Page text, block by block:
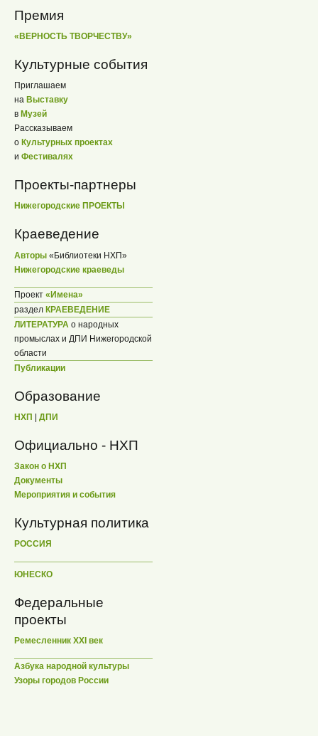
Премия
«ВЕРНОСТЬ ТВОРЧЕСТВУ»
Культурные события
Приглашаем
на Выставку
в Музей
Рассказываем
о Культурных проектах
и Фестивалях
Проекты-партнеры
Нижегородские ПРОЕКТЫ
Краеведение
Авторы «Библиотеки НХП»
Нижегородские краеведы
Проект «Имена»
раздел КРАЕВЕДЕНИЕ
ЛИТЕРАТУРА о народных
промыслах и ДПИ Нижегородской
области
Публикации
Образование
НХП ДПИ
Официально - НХП
Закон о НХП
Документы
Мероприятия и события
Культурная политика
РОССИЯ
ЮНЕСКО
Федеральные
проекты
Ремесленник XXI век
Азбука народной культуры
Узоры городов России